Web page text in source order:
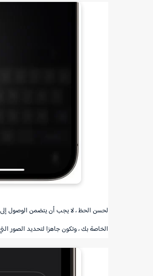
لحسن الحظ ، لا يجب أن يتضمن الوصول
الخاصة بك ، وتكون جاهزا لتحديد الصور